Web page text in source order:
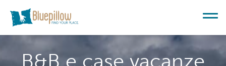
B&B e case vacanze